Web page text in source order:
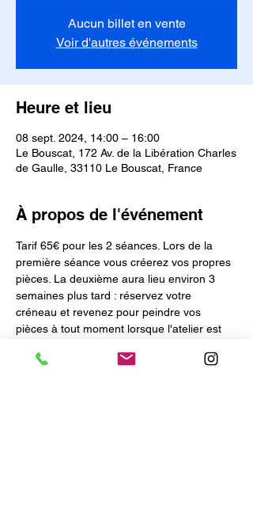
Aucun billet en vente
Voir d'autres événements
Heure et lieu
08 sept. 2024, 14:00 – 16:00
Le Bouscat, 172 Av. de la Libération Charles
de Gaulle, 33110 Le Bouscat, France
À propos de l'événement
Tarif 65€ pour les 2 séances. Lors de la
première séance vous créerez vos propres
pièces. La deuxième aura lieu environ 3
semaines plus tard : réservez votre
créneau et revenez pour peindre vos
pièces à tout moment lorsque l'atelier est
à 18h30).